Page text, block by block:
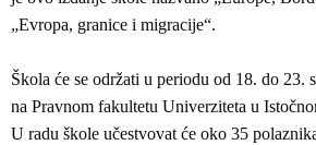
„Evropa, granice i migracije“.
Škola će se održati u periodu od 18. do 23.
na Pravnom fakultetu Univerziteta u
U radu škole učestvovat će oko 35